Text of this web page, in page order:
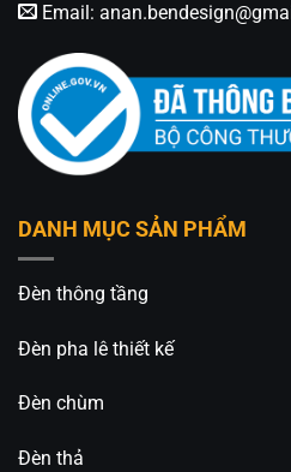
Email:
DANH MỤC SẢN PHẨM
Đèn thông tầng
Đèn pha lê thiết kế
Đèn chùm
Đèn thả